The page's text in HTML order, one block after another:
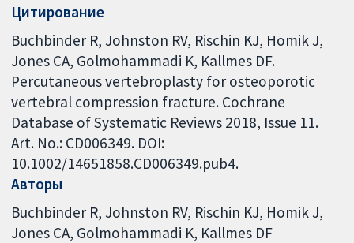
Цитирование
Buchbinder R, Johnston RV, Rischin KJ, Homik J,
Jones CA, Golmohammadi K, Kallmes DF.
Percutaneous vertebroplasty for osteoporotic
vertebral compression fracture. Cochrane
Database of Systematic Reviews 2018, Issue 11.
Art. No.: CD006349. DOI:
10.1002/14651858.CD006349.pub4.
Авторы
Buchbinder R Johnston RV Rischin KJ Homik J
Jones CA Golmohammadi K Kallmes DF